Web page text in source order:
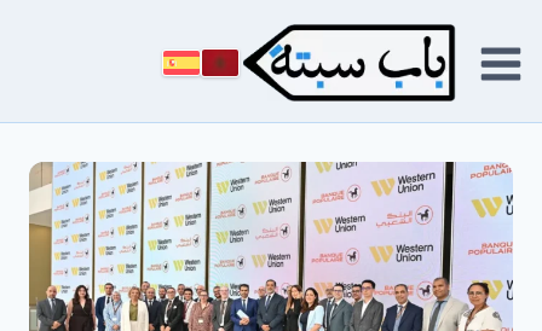
إلى
المحتوى